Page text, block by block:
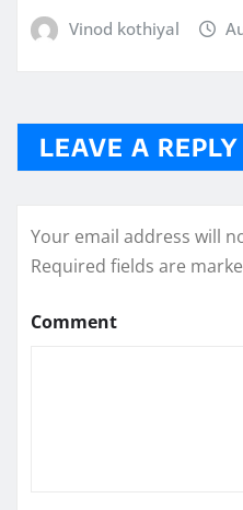
Vinod kothiyal
LEAVE A REPLY
Your email address will
Required fields are
Comment